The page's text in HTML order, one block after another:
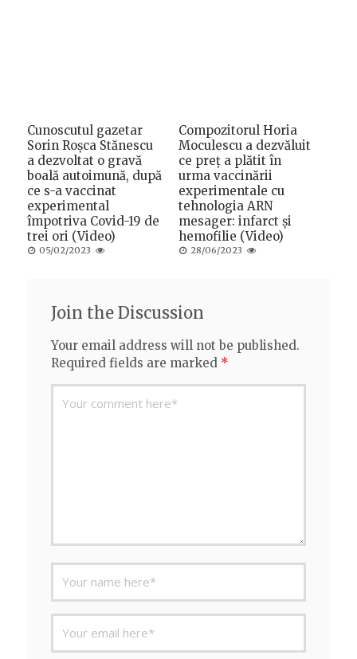
Cunoscutul gazetar
Sorin Roșca Stănescu
a dezvoltat o gravă
boală autoimună, după
ce s-a vaccinat
experimental
împotriva Covid-19 de
trei ori (Video)
Posted
05/02/2023
Compozitorul Horia
Moculescu a dezvăluit
ce preț a plătit în
urma vaccinării
experimentale cu
tehnologia ARN
mesager: infarct și
hemofilie (Video)
Posted
28/06/2023
Join the Discussion
Your email address will not be published.
Required fields are marked *